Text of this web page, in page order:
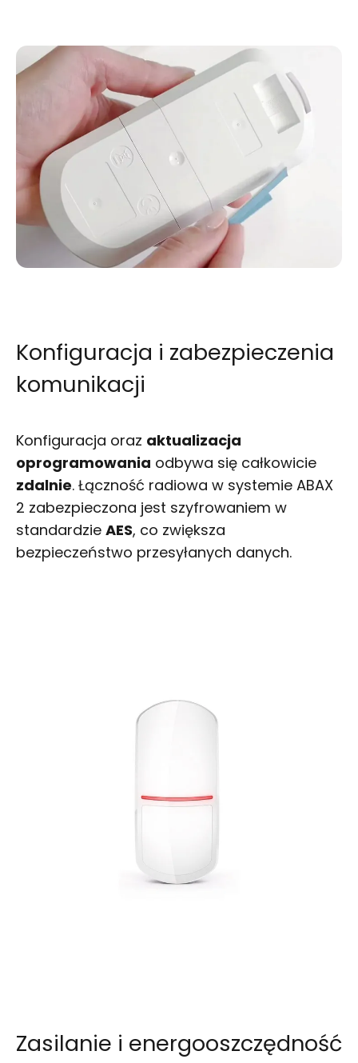
Konfiguracja i zabezpieczenia
komunikacji
Konfiguracja oraz aktualizacja
oprogramowania odbywa się całkowicie
zdalnie. Łączność radiowa w systemie ABAX
2 zabezpieczona jest szyfrowaniem w
standardzie AES, co zwiększa
bezpieczeństwo przesyłanych danych.
Zasilanie i energooszczędność